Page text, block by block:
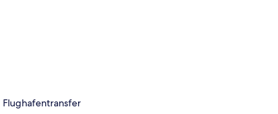
Flughafentransfer